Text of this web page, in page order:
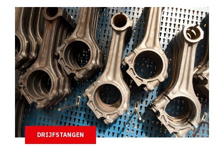
DRIJFSTANGEN